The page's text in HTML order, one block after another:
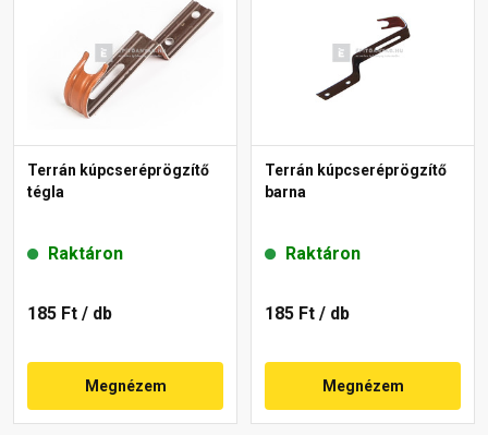
Terrán kúpcseréprögzítő
tégla
Raktáron
185 Ft / db
Megnézem
Terrán kúpcseréprögzítő
barna
Raktáron
185 Ft / db
Megnézem